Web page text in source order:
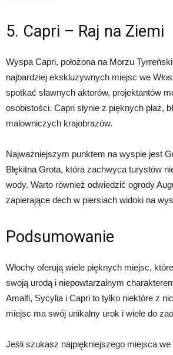
5. Capri – Raj na Ziemi
Wyspa Capri, położona na Morzu
najbardziej ekskluzywnych miejsc we
spotkać sławnych aktorów, projektantów
osobistości. Capri słynie z pięknych plaż,
malowniczych krajobrazów.
Najważniejszym punktem na wyspie jest
Błękitna Grota, która zachwyca turystów
wody. Warto również odwiedzić ogrody
zapierające dech w piersiach widoki na
Podsumowanie
Włochy oferują wiele pięknych miejsc,
swoją urodą i niepowtarzalnym
Amalfi, Sycylia i Capri to tylko niektóre z
miejsc ma swój unikalny urok i wiele do
Jeśli szukasz najpiękniejszego miejsca we